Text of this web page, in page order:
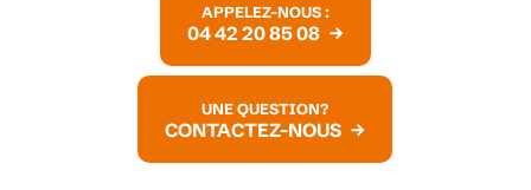
APPELEZ-NOUS :
04 42 20 85 08
UNE QUESTION?
CONTACTEZ-NOUS